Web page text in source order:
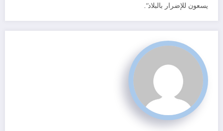
يسعون للإضرار بالبلاد”.